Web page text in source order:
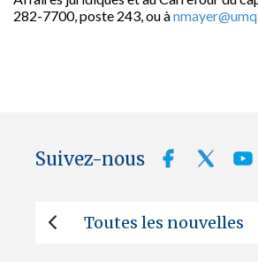
282-7700, poste 243, ou à
Suivez-nous
Toutes les nouvelles